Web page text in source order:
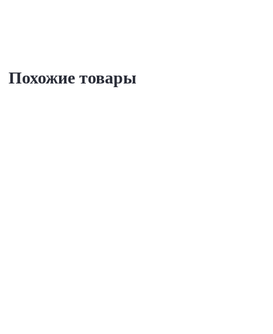
Похожие товары